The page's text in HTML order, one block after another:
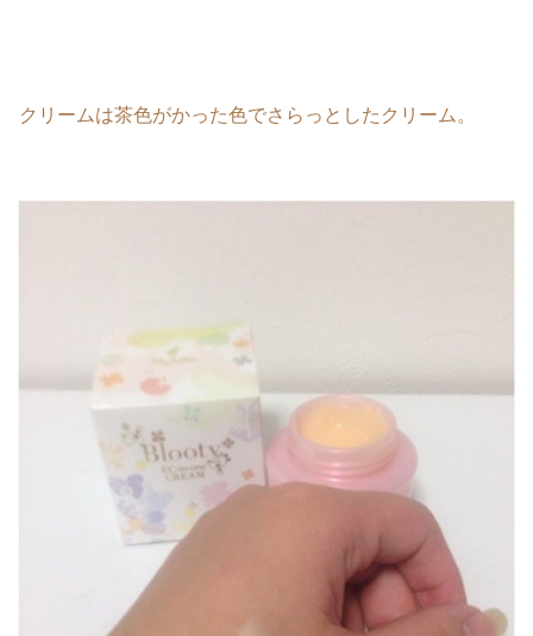
クリームは茶色がかった色でさらっとしたクリーム。